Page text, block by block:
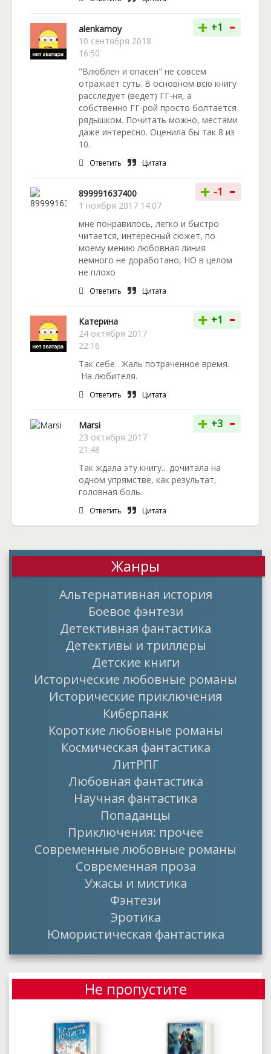
alenkamoy
10 сентября 2018
16:50
+ +1 -
"Влюблен и опасен" не совсем
отражает суть. В основном всю книгу
расследует (ведет) ГГ-ня, а
собственно ГГ-рой просто болтается
рядышком. Почитать можно, местами
даже интересно. Оценила бы так 8 из
10.
Ответить Цитата
899991637400
1 ноября 2017 14:07
+ -1 -
мне понравилось, легко и быстро
читается, интересный сюжет, по
моему мению любовная линия
немного не доработано, НО в целом
не плохо
Ответить Цитата
Катерина
24 октября 2017
22:16
+ +1 -
Так себе. Жаль потраченное время.
На любителя.
Ответить Цитата
Marsi
23 октября 2017
21:48
+ +3 -
Так ждала эту книгу... дочитала на
одном упрямстве, как результат,
головная боль.
Ответить Цитата
Жанры
Альтернативная история
Боевое фэнтези
Детективная фантастика
Детективы и триллеры
Детские книги
Исторические любовные романы
Исторические приключения
Киберпанк
Короткие любовные романы
Космическая фантастика
ЛитРПГ
Любовная фантастика
Научная фантастика
Попаданцы
Приключения: прочее
Современные любовные романы
Современная проза
Ужасы и мистика
Фэнтези
Эротика
Юмористическая фантастика
Не пропустите